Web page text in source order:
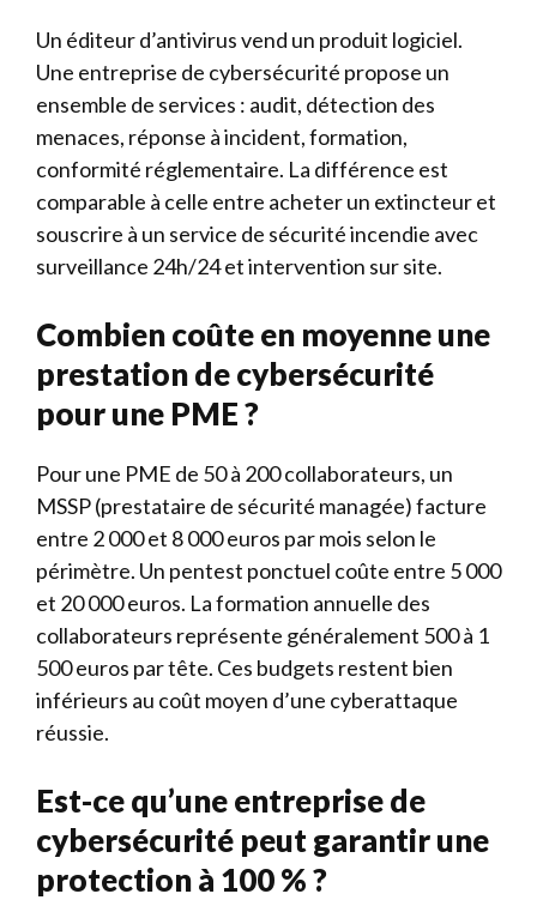
Un éditeur d’antivirus vend un produit logiciel.
Une entreprise de cybersécurité propose un
ensemble de services : audit, détection des
menaces, réponse à incident, formation,
conformité réglementaire. La différence est
comparable à celle entre acheter un extincteur et
souscrire à un service de sécurité incendie avec
surveillance 24h/24 et intervention sur site.
Combien coûte en moyenne une
prestation de cybersécurité
pour une PME ?
Pour une PME de 50 à 200 collaborateurs, un
MSSP (prestataire de sécurité managée) facture
entre 2 000 et 8 000 euros par mois selon le
périmètre. Un pentest ponctuel coûte entre 5 000
et 20 000 euros. La formation annuelle des
collaborateurs représente généralement 500 à 1
500 euros par tête. Ces budgets restent bien
inférieurs au coût moyen d’une cyberattaque
réussie.
Est-ce qu’une entreprise de
cybersécurité peut garantir une
protection à 100 % ?